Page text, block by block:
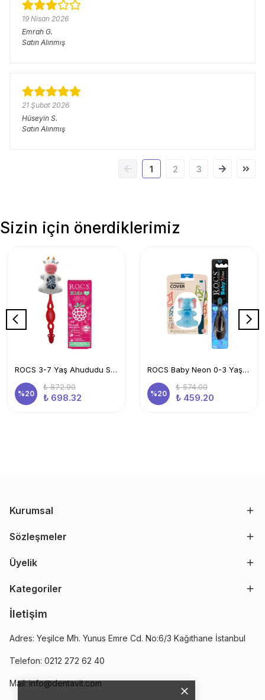
19 Nisan 2026
Emrah G.
Satın Alınmış
21 Şubat 2026
Hüseyin S.
Satın Alınmış
1 2 3
Sizin için önerdiklerimiz
ROCS 3-7 Yaş Ahududu Smoothie Ağız Bakım Seti-Kids Diş Mcn+Kids Diş Frc Kırmızı + İnek Sak. Kabı
%20
₺ 872.90
₺ 698.32
ROCS Baby Neon 0-3 Yaş Diş Fırçası Mavi Ve Flipper Hijyenik Saklama Kabı Seti -fil
%20
₺ 574.00
₺ 459.20
Kurumsal
Sözleşmeler
Üyelik
Kategoriler
İletişim
Adres: Yeşilce Mh. Yunus Emre Cd. No:6/3 Kağıthane İstanbul
Telefon: 0212 272 62 40
Mail:info@dentavit.com